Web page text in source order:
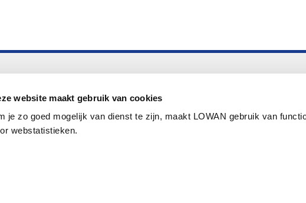
website maakt gebruik van cookies
je zo goed mogelijk van dienst te zijn, maakt LOWAN gebruik van
webstatistieken.